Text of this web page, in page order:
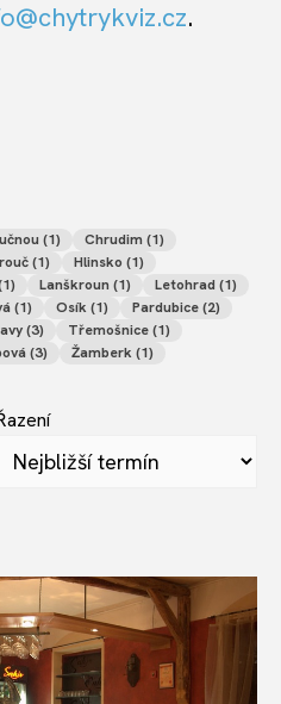
.
(1)
Chrudim (1)
(1)
Hlinsko (1)
Lanškroun (1)
Letohrad (1)
(1) Osík (1)
Pardubice (2)
(3)
Třemošnice (1)
(3) Žamberk (1)